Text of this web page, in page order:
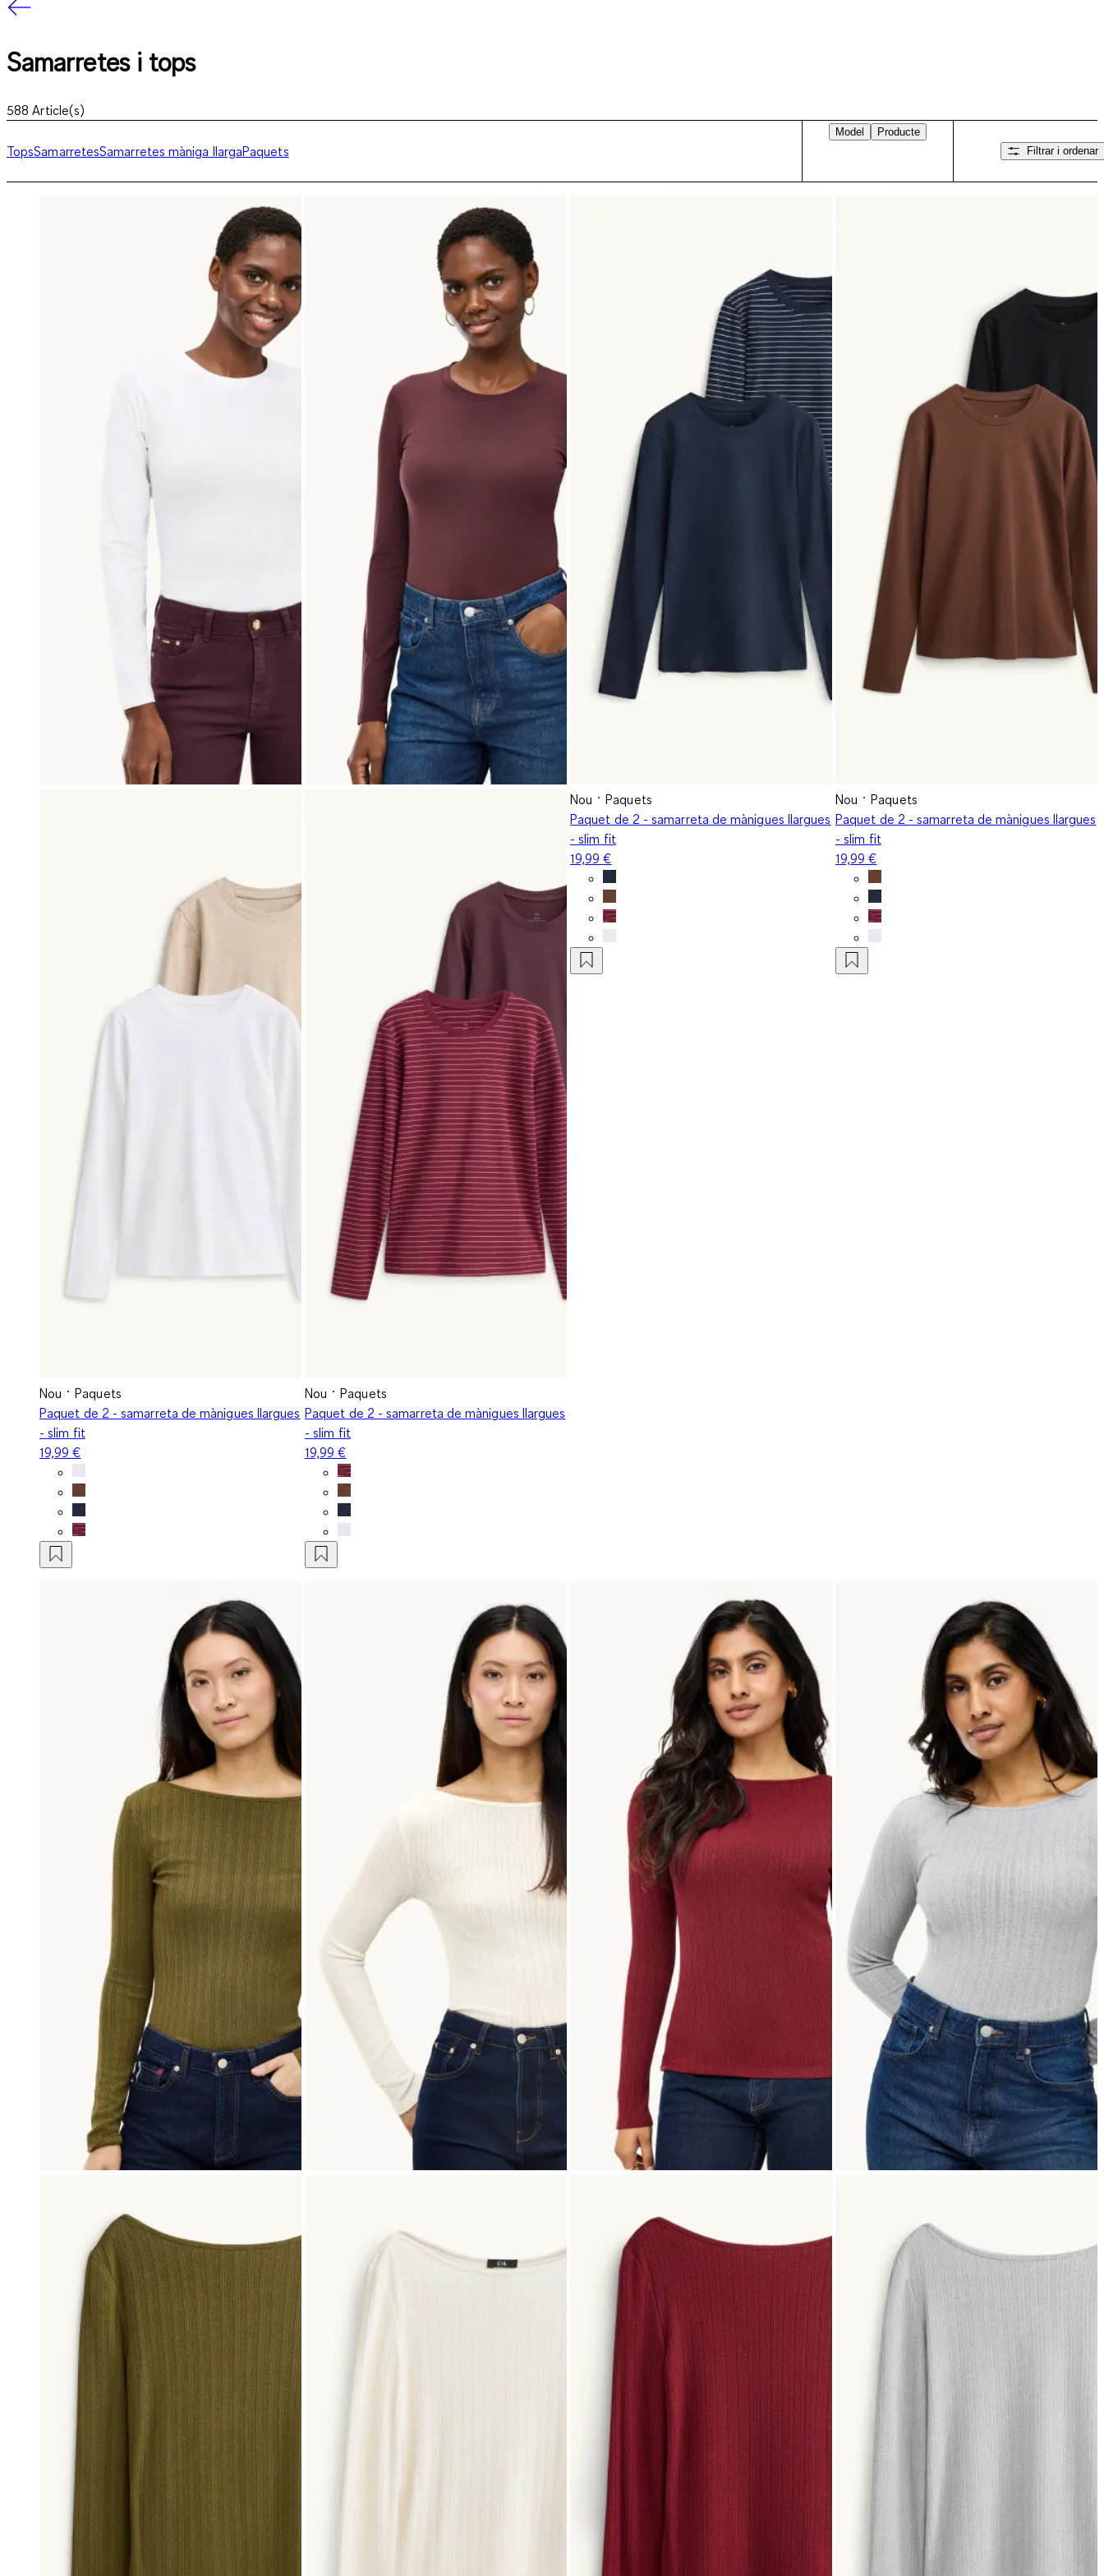
Samarretes i tops
588 Article(s)
TopsSamarretesSamarretes màniga llargaPaquets
Model
Producte
Filtrar i ordenar
Nou
Paquets
Paquet de 2 - samarreta de mànigues llargues
- slim fit
19,99 €
Nou
Paquets
Paquet de 2 - samarreta de mànigues llargues
- slim fit
19,99 €
Nou
Paquets
Paquet de 2 - samarreta de mànigues llargues
- slim fit
19,99 €
Nou
Paquets
Paquet de 2 - samarreta de mànigues llargues
- slim fit
19,99 €